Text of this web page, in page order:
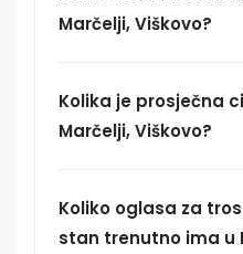
Marčelji, Viškovo?
Kolika je prosječna
Marčelji, Viškovo?
Koliko oglasa za
stan trenutno ima u